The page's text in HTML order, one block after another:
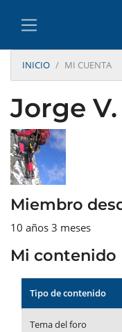
INICIO MI CUENTA
Jorge
Miembro
10 años 3 meses
Mi contenido
Tipo de contenido
Tema del foro